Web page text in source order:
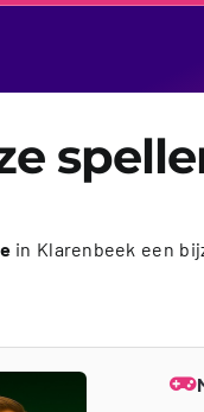
in Klarenbeek een